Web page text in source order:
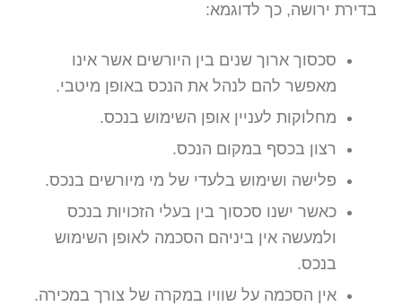
בדירת ירושה, כך לדוגמא:
סכסוך ארוך שנים בין היורשים אשר אינו
מאפשר להם לנהל את הנכס באופן מיטבי.
מחלוקות לעניין אופן השימוש בנכס.
רצון בכסף במקום הנכס.
פלישה ושימוש בלעדי של מי מיורשים בנכס.
כאשר ישנו סכסוך בין בעלי הזכויות בנכס
ולמעשה אין ביניהם הסכמה לאופן השימוש
בנכס.
אין הסכמה על שוויו במקרה של צורך במכירה.